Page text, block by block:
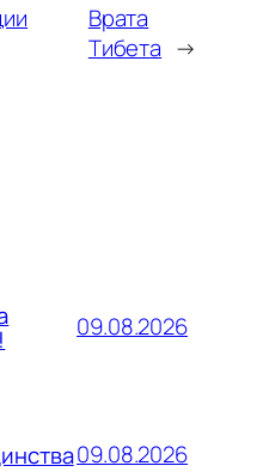
Врата
Тибета →
09.08.2026
09.08.2026